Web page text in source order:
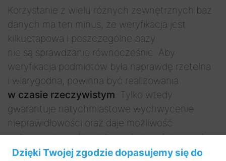
Korzystanie z wielu różnych zewnętrznych baz
danych ma ten minus, że weryfikacja jest
kilkuetapowa i poszczególne bazy
nie są sprawdzanie równocześnie. Aby
weryfikacja podmiotów była naprawdę rzetelna
i wiarygodna, powinna być realizowania
w czasie rzeczywistym. Tylko wtedy
gwarantuje natychmiastowe wychwycenie
nieprawidłowości oraz daje możliwość
wstrzymania realizacji transakcji podejrzanych.
Dzięki Twojej zgodzie dopasujemy się do